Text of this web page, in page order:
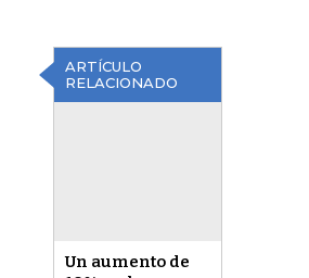
ARTÍCULO
RELACIONADO
Un aumento de